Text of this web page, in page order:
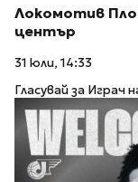
Локомотив
център
31 юли, 14:33
Гласувай за